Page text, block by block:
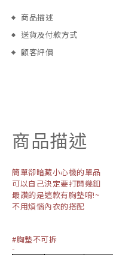
商品描述
送貨及付款方式
顧客評價
商品描述
簡單卻暗藏小心機的單品
可以自己決定要打開幾釦
最讚的是這款有胸墊唷!~
不用煩惱內衣的搭配
#胸墊不可拆
-